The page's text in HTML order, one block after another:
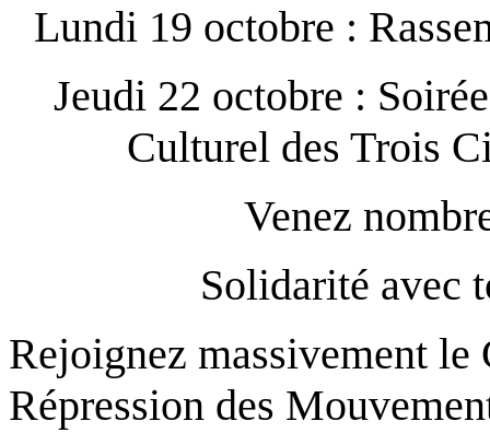
Lundi 19 octobre :
Jeudi 22 octobre :
Culturel des Trois
Venez
Solidarité avec
Rejoignez massivement
Répression des